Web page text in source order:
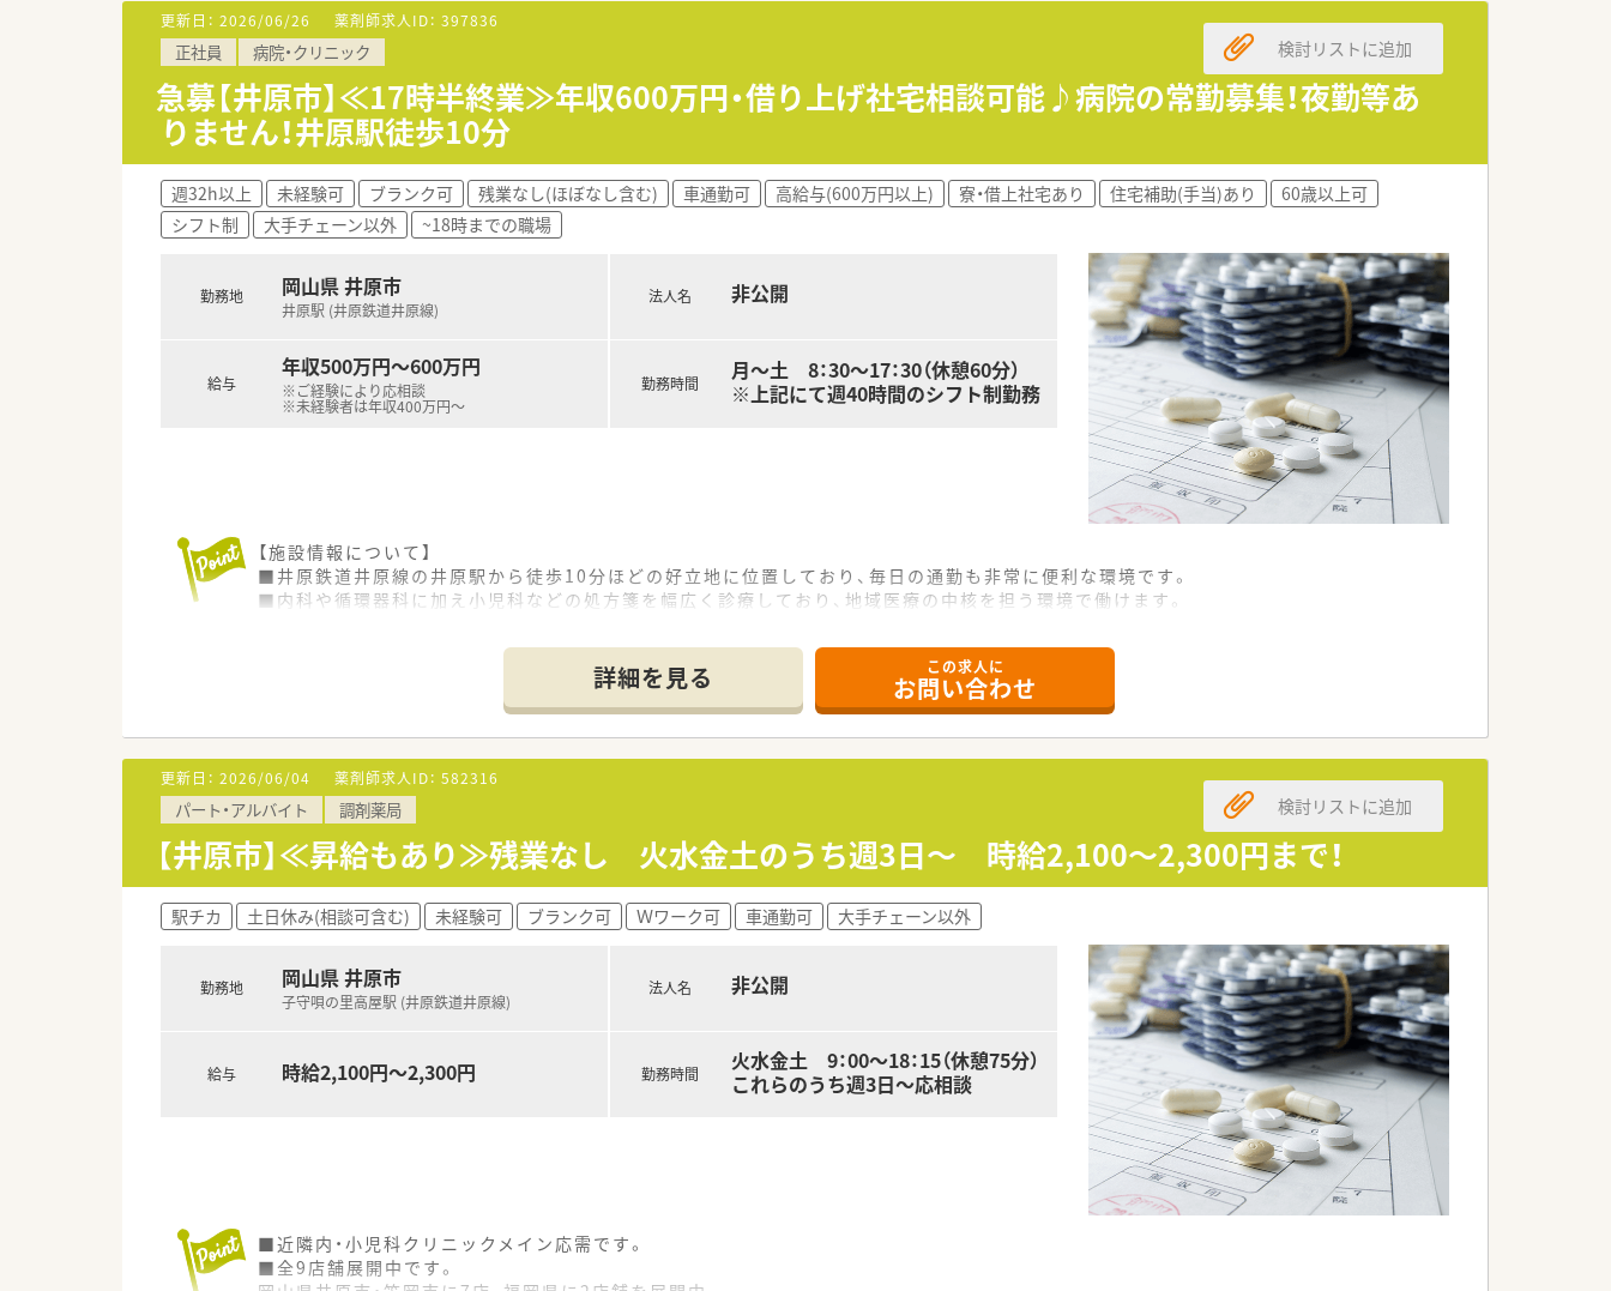
【こんな方にオススメ】
■病院での勤務に興味があるものの経験がなく、基礎からしっかりと業務を学びたいと考えている方に最適です。
■年収アップを目指しながら、ワークライフバランスの整った環境で長く働きたいと考えている方にお勧めします。
■調剤業務だけでなく病棟業務やチーム医療に関わり、薬剤師としての職能を広げたい方に適している求人です。
更新日： 2026/06/26 薬剤師求人ID： 397836
正社員 病院・クリニック
急募【井原市】≪17時半終業≫年収600万円・借り上げ社宅相談可能♪病院の常勤募集！夜勤等あ
りません！井原駅徒歩10分
検討リストに追加
週32h以上 未経験可 ブランク可 残業なし(ほぼなし含む) 車通勤可 高給与(600万円以上) 寮・借上社宅あり 住宅補助(手当)あり
60歳以上可
シフト制
大手チェーン以外 ~18時までの職場
勤務地 岡山県 井原市
井原駅 (井原鉄道井原線)
給与
年収500万円～600万円
※ご経験により応相談
※未経験者は年収400万円～
法人名 非公開
勤務時間
月～土 8：30～17：30（休憩60分）
※上記にて週40時間のシフト制勤務
【施設情報について】
■井原鉄道井原線の井原駅から徒歩10分ほどの好立地に位置しており、毎日の通勤も非常に便利な環境です。
■内科や循環器科に加え小児科などの処方箋を幅広く診療しており、地域医療の中核を担う環境で働けます。
■井原地区で初となる介護医療院を開設するなど、地域の医療ニーズに合わせて新しい取り組みを積極的に行っています。
■透析医療やリハビリテーションなど専門性の高い医療サービスの提供にも力を入れ、地域医療の質を高めています。
■在宅支援を含めた地域医療への貢献を重視しており、退院後の患者様の生活も支える包括的な体制があります。
【こんな方にオススメ】
■病院での勤務に興味があるものの経験がなく、基礎からしっかりと業務を学びたいと考えている方に最適です。
■年収アップを目指しながら、ワークライフバランスの整った環境で長く働きたいと考えている方にお勧めします。
■調剤業務だけでなく病棟業務やチーム医療に関わり、薬剤師としての職能を広げたい方に適している求人です。
詳細を見る この求人に
お問い合わせ
更新日： 2026/06/04 薬剤師求人ID： 582316
パート・アルバイト 調剤薬局
【井原市】≪昇給もあり≫残業なし 火水金土のうち週3日～ 時給2,100～2,300円まで！
検討リストに追加
駅チカ 土日休み(相談可含む) 未経験可 ブランク可 Ｗワーク可 車通勤可 大手チェーン以外
勤務地 岡山県 井原市
子守唄の里高屋駅 (井原鉄道井原線)
給与 時給2,100円～2,300円
法人名 非公開
勤務時間
火水金土 9：00～18：15（休憩75分）
これらのうち週3日～応相談
■近隣内・小児科クリニックメイン応需です。
■全9店舗展開中です。